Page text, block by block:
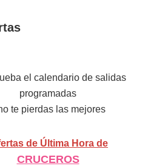
el calendario de salidas
programadas
te pierdas las mejores
de Última Hora de
CRUCEROS